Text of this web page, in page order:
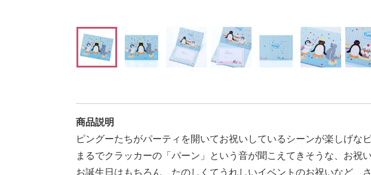
商品説明
ピングーたちがパーティを開いてお祝いしているシーンが楽しげな
まるでクラッカーの「パーン」という音が聞こえてきそうな、お祝
お誕生日はもちろん、たのしくてうれしいイベントのお祝いなど、